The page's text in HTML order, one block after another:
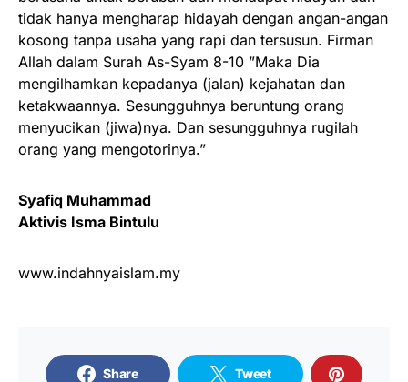
tidak hanya mengharap hidayah dengan angan-angan
kosong tanpa usaha yang rapi dan tersusun. Firman
Allah dalam Surah As-Syam 8-10 ”Maka Dia
mengilhamkan kepadanya (jalan) kejahatan dan
ketakwaannya. Sesungguhnya beruntung orang
menyucikan (jiwa)nya. Dan sesungguhnya rugilah
orang yang mengotorinya.”
Syafiq Muhammad
Aktivis Isma Bintulu
www.indahnyaislam.my
Share Tweet